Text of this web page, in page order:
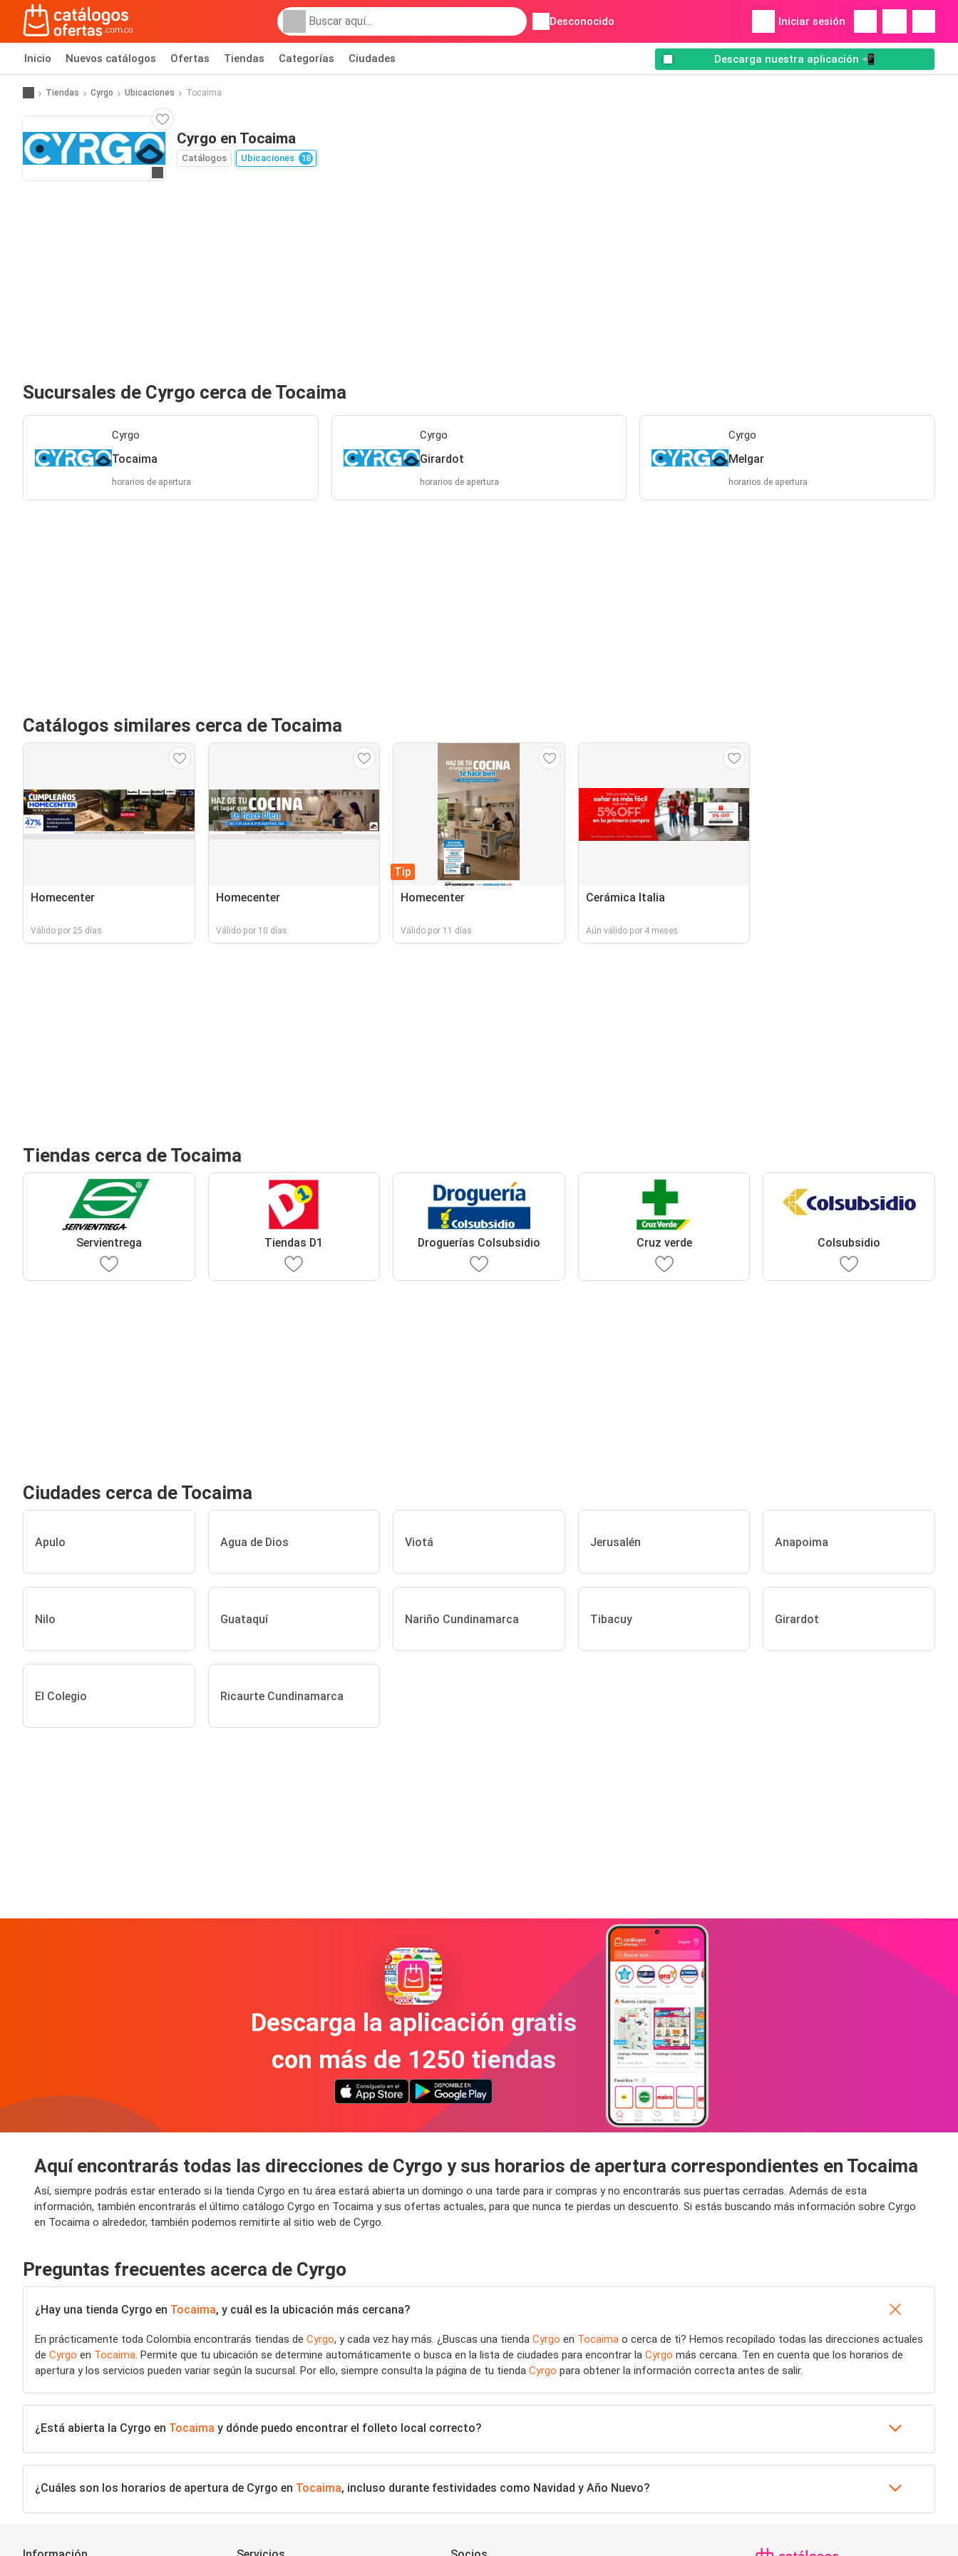
Desconocido Iniciar sesión
Inicio Nuevos catálogos Ofertas Tiendas Categorías Ciudades Descarga nuestra aplicación 📲
Tiendas Cyrgo Ubicaciones Tocaima
Cyrgo en Tocaima
Catálogos Ubicaciones 18
Sucursales de Cyrgo cerca de Tocaima
Cyrgo
Tocaima
horarios de apertura
Cyrgo
Girardot
horarios de apertura
Cyrgo
Melgar
horarios de apertura
Catálogos similares cerca de Tocaima
Homecenter
Válido por 25 días
Homecenter
Válido por 10 días
Tip
Homecenter
Válido por 11 días
Cerámica Italia
Aún válido por 4 meses
Tiendas cerca de Tocaima
Servientrega Tiendas D1 Droguerías Colsubsidio Cruz verde Colsubsidio
Ciudades cerca de Tocaima
Apulo Agua de Dios Viotá Jerusalén Anapoima
Nilo Guataquí Nariño Cundinamarca Tibacuy Girardot
El Colegio Ricaurte Cundinamarca
Descarga la aplicación gratis
con más de 1250 tiendas
Aquí encontrarás todas las direcciones de Cyrgo y sus horarios de apertura correspondientes en Tocaima
Así, siempre podrás estar enterado si la tienda Cyrgo en tu área estará abierta un domingo o una tarde para ir compras y no encontrarás sus puertas cerradas. Además de esta
información, también encontrarás el último catálogo Cyrgo en Tocaima y sus ofertas actuales, para que nunca te pierdas un descuento. Si estás buscando más información sobre Cyrgo
en Tocaima o alrededor, también podemos remitirte al sitio web de Cyrgo.
Preguntas frecuentes acerca de Cyrgo
¿Hay una tienda Cyrgo en Tocaima, y cuál es la ubicación más cercana?
En prácticamente toda Colombia encontrarás tiendas de Cyrgo, y cada vez hay más. ¿Buscas una tienda Cyrgo en Tocaima o cerca de ti? Hemos recopilado todas las direcciones actuales
de Cyrgo en Tocaima. Permite que tu ubicación se determine automáticamente o busca en la lista de ciudades para encontrar la Cyrgo más cercana. Ten en cuenta que los horarios de
apertura y los servicios pueden variar según la sucursal. Por ello, siempre consulta la página de tu tienda Cyrgo para obtener la información correcta antes de salir.
¿Está abierta la Cyrgo en Tocaima y dónde puedo encontrar el folleto local correcto?
¿Cuáles son los horarios de apertura de Cyrgo en Tocaima, incluso durante festividades como Navidad y Año Nuevo?